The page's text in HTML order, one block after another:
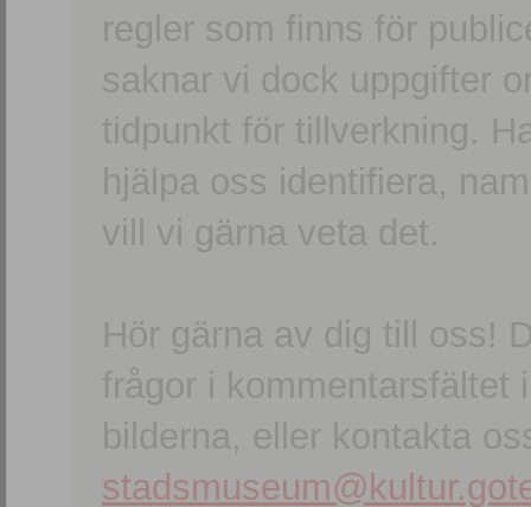
regler som finns för
saknar vi dock uppgifter
tidpunkt för tillverkning.
hjälpa oss identifiera,
vill vi gärna veta det.
Hör gärna av dig till oss!
frågor i kommentarsfältet
bilderna, eller kontakta